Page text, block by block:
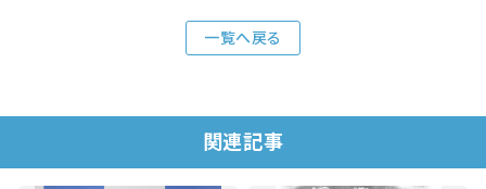
一覧へ戻る
関連記事